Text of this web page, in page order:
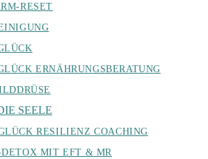
RESET
ERNÄHRUNGSBERATUNG
SEELE
RESILIENZ COACHING
DETOX MIT EFT & MR